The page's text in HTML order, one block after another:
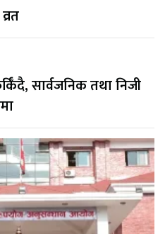
सार्वजनिक तथा निजी